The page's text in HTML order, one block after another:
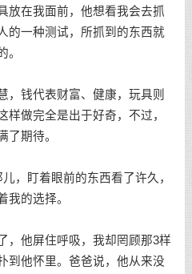
放在我面前，他想看我会去抓
的一种测试，所抓到的东西就
。
钱代表财富、健康，玩具则
样做完全是出于好奇，不过，
了期待。
盯着眼前的东西看了许久，
我的选择。
他屏住呼吸，我却罔顾那3样
到他怀里。爸爸说，他从来没